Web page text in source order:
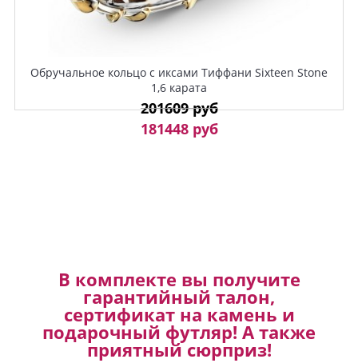
Обручальное кольцо с иксами Тиффани Sixteen Stone
1,6 карата
201609 руб
181448 руб
В комплекте вы получите
гарантийный талон,
сертификат на камень и
подарочный футляр! А также
приятный сюрприз!